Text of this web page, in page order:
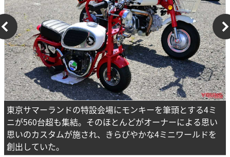
東京サマーランドの特設会場にモンキーを筆頭とする4ミ
ニが560台超も集結。そのほとんどがオーナーによる思い
思いのカスタムが施され、きらびやかな4ミニワールドを
創出していた。